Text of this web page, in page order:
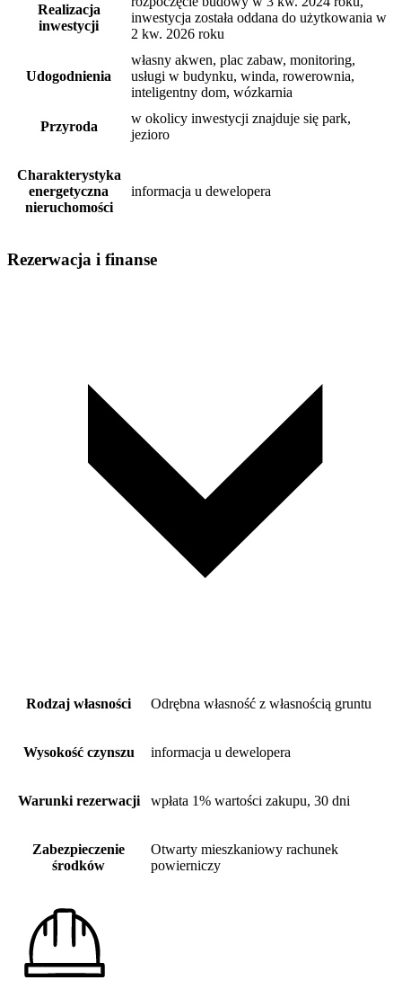
Realizacja
inwestycji
inwestycja została oddana do użytkowania w
2 kw. 2026 roku
Udogodnienia
własny akwen, plac zabaw, monitoring,
usługi w budynku, winda, rowerownia,
inteligentny dom, wózkarnia
Przyroda
w okolicy inwestycji znajduje się park,
jezioro
Charakterystyka
energetyczna
nieruchomości
informacja u dewelopera
Rezerwacja i finanse
Rodzaj własności Odrębna własność z własnością gruntu
Wysokość czynszu informacja u dewelopera
Warunki rezerwacji wpłata 1% wartości zakupu, 30 dni
Zabezpieczenie
środków
Otwarty mieszkaniowy rachunek
powierniczy